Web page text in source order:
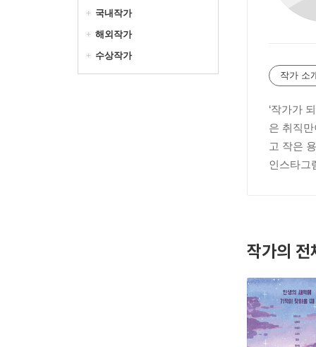
국내작가
해외작가
수상작가
작가 소
‘작가가
은 취직
고 작은
인스타그
작가의 전